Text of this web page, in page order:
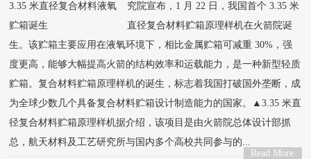
究院宣布，1 月 22 日，我国首个 3.35 米
直径复合材料贮箱原理样机在火箭院诞
生。该贮箱主要应用在液氧环境下，相比金属贮箱可减重 30%，强
度更高，能够大幅提高火箭的结构效率和运载能力，是一种新型轻质
贮箱。复合材料贮箱原理样机的诞生，标志着我国打破国外垄断，成
为全球少数几个具备复合材料贮箱设计制造能力的国家。▲3.35 米直
径复合材料贮箱原理样机据介绍，该项目是由火箭院总体设计部抓
总，航天材料及工艺研究所与国内多个高校共同参与的...
Read More